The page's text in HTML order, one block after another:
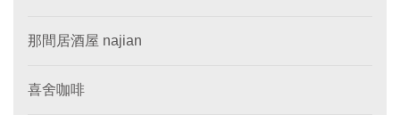
那間居酒屋 najian
喜舍咖啡